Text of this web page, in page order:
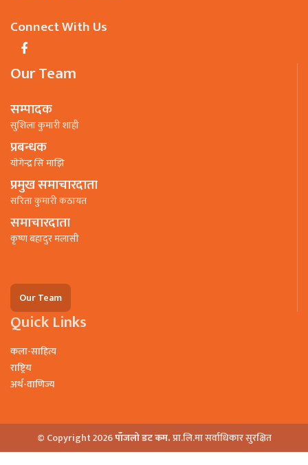
Connect With Us
Our Team
सम्पादक
सुशिला कुमारी शाही
प्रबन्धक
याेगेन्द्र सिं माझि
प्रमुख समाचारदाता
सरिता कुमारी कठायत
समाचारदाता
कृष्ण बहादुर मलासी
Our Team
Quick Links
कला-साहित्य
राष्ट्रिय
अर्थ-वाणिज्य
© Copyright 2026पाँजलो डट कम.प्रा.लि.मा सर्वाधिकार सुरक्षित